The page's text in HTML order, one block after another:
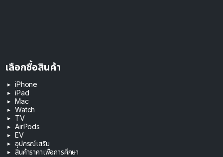
เลือกซื้อสินค้า
iPhone
iPad
Mac
Watch
TV
AirPods
EV
อุปกรณ์เสริม
สินค้าราคาเพื่อการศึกษา